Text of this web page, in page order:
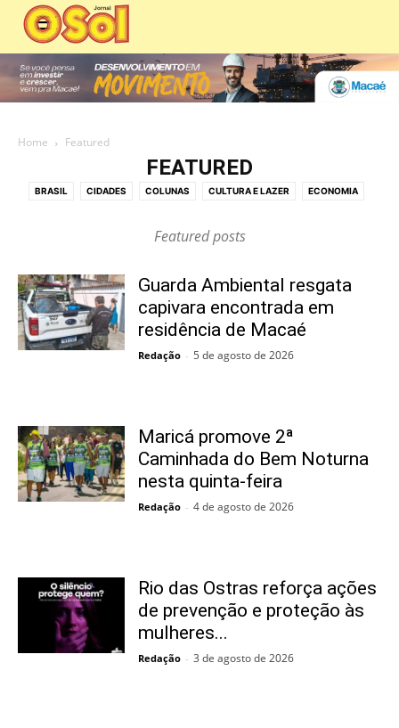
Home Featured
FEATURED
BRASIL CIDADES COLUNAS CULTURA E LAZER ECONOMIA
EMPREGO ESPIRITUALIDADE
PATROCINADO POLICIAL POLÍTICA SAÚDE
SERVIÇOS PÚBLICOS SOCIAL TECNOLOGIA VÍDEO
Featured posts
Guarda Ambiental resgata
capivara encontrada em
residência de Macaé
Redação - 5 de agosto de 2026
Maricá promove 2ª
Caminhada do Bem Noturna
nesta quinta-feira
Redação - 4 de agosto de 2026
Rio das Ostras reforça ações
de prevenção e proteção às
mulheres...
Redação - 3 de agosto de 2026